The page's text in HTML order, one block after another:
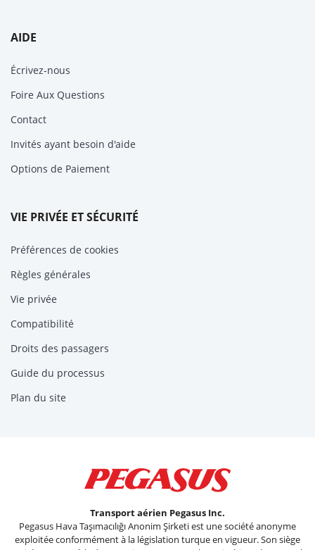
AIDE
Écrivez-nous
Foire Aux Questions
Contact
Invités ayant besoin d'aide
Options de Paiement
VIE PRIVÉE ET SÉCURITÉ
Préférences de cookies
Règles générales
Vie privée
Compatibilité
Droits des passagers
Guide du processus
Plan du site
Transport aérien Pegasus Inc.
Pegasus Hava Taşımacılığı Anonim Şirketi est une société anonyme
exploitée conformément à la législation turque en vigueur. Son siège